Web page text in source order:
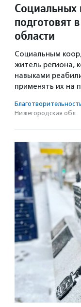
Социальных
подготовят
области
Социальным
житель региона,
навыками
применять их на
Нижегородская обл.